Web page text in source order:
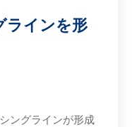
ラインを形
ングラインが形成